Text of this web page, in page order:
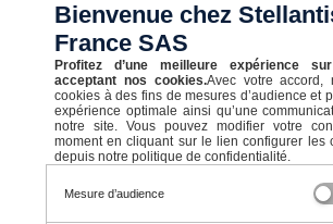
165,48 € TTC/mois
Après un premier loyer de 2 800 €
500 Hybrid Berline
Bienvenue chez
France SAS
Profitez d’une meilleure expérience
acceptant nos cookies.Avec votre accord,
cookies à des fins de mesures d’audience et
expérience optimale ainsi qu’une
notre site. Vous pouvez modifier votre
moment en cliquant sur le lien configurer les
depuis notre politique de confidentialité.
Mesure d’audience